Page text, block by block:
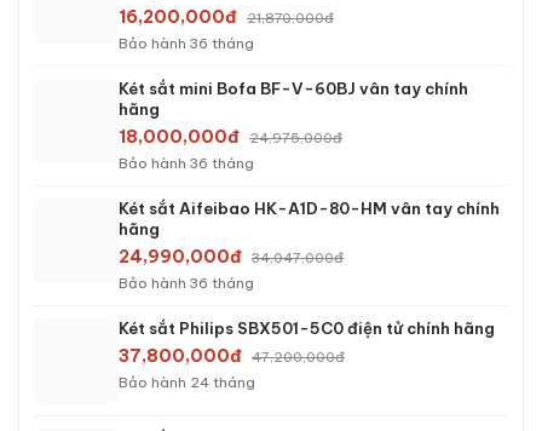
16,200,000đ 21,870,000đ
Bảo hành 36 tháng
Két sắt mini Bofa BF-V-60BJ vân tay chính
hãng
18,000,000đ 24,975,000đ
Bảo hành 36 tháng
Két sắt Aifeibao HK-A1D-80-HM vân tay chính
hãng
24,990,000đ 34,047,000đ
Bảo hành 36 tháng
Két sắt Philips SBX501-5C0 điện tử chính hãng
37,800,000đ 47,200,000đ
Bảo hành 24 tháng